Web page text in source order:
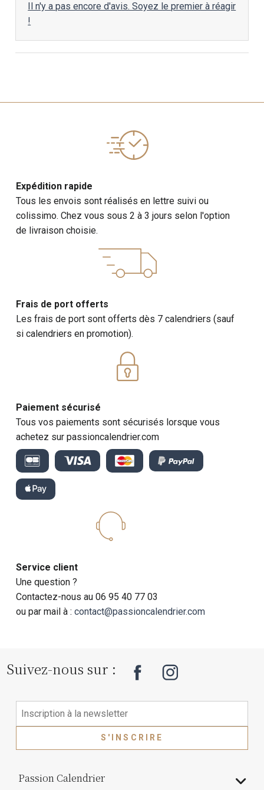
Il n'y a pas encore d'avis. Soyez le premier à réagir
!
Expédition rapide
Tous les envois sont réalisés en lettre suivi ou
colissimo. Chez vous sous 2 à 3 jours selon l'option
de livraison choisie.
Frais de port offerts
Les frais de port sont offerts dès 7 calendriers (sauf
si calendriers en promotion).
Paiement sécurisé
Tous vos paiements sont sécurisés lorsque vous
achetez sur passioncalendrier.com
Service client
Une question ?
Contactez-nous au 06 95 40 77 03
ou par mail à :contact@passioncalendrier.com
Suivez-nous sur :
S'INSCRIRE
Passion Calendrier